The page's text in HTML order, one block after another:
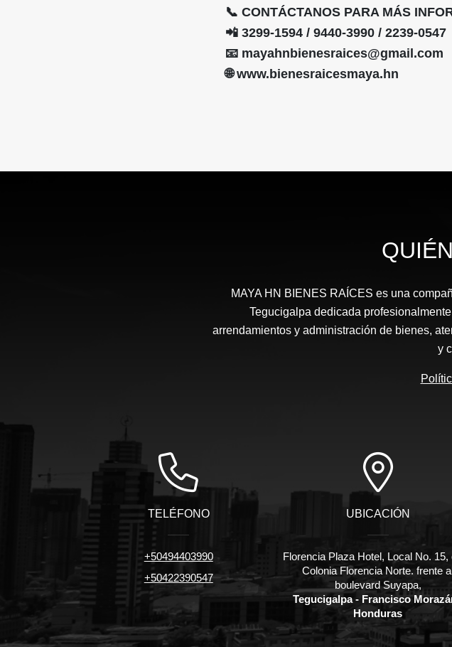
📞 CONTÁCTANOS PARA MÁS
📲 3299-1594 / 9440-3990 / 2239-0547
📧 mayahnbienesraices@gmail.com
🌐 www.bienesraicesmaya.hn
MAYA HN BIENES RAÍCES​ es una
Tegucigalpa dedicada
arrendamientos y administración de bienes,
y
TELÉFONO
+50494403990
+50422390547
UBICACIÓN
Florencia Plaza Hotel, Local No. 15,
Colonia Florencia Norte. frente
boulevard Suyapa,
Tegucigalpa - Francisco
Honduras